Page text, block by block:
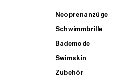
Neoprenanzüge
Schwimmbrille
Bademode
Swimskin
Zubehör